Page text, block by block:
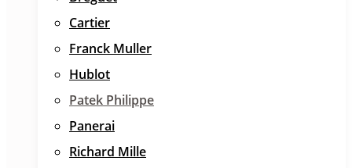
Cartier
Franck Muller
Hublot
Patek Philippe
Panerai
Richard Mille